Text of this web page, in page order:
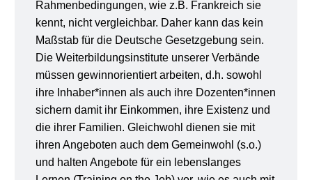
Rahmenbedingungen, wie z.B. Frankreich sie
kennt, nicht vergleichbar. Daher kann das kein
Maßstab für die Deutsche Gesetzgebung sein.
Die Weiterbildungsinstitute unserer Verbände
müssen gewinnorientiert arbeiten, d.h. sowohl
ihre Inhaber*innen als auch ihre Dozenten*innen
sichern damit ihr Einkommen, ihre Existenz und
die ihrer Familien. Gleichwohl dienen sie mit
ihren Angeboten auch dem Gemeinwohl (s.o.)
und halten Angebote für ein lebenslanges